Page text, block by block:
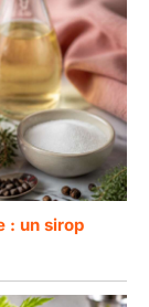
: un sirop